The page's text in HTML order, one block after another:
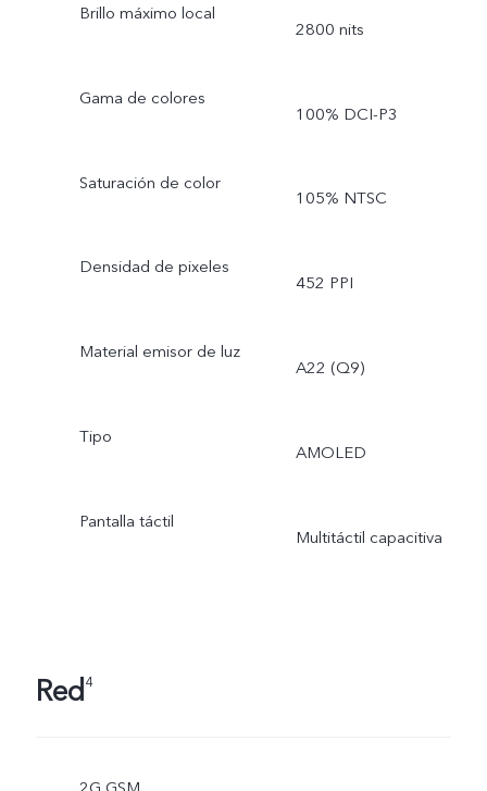
Brillo máximo local
2800 nits
Gama de colores
100% DCI-P3
Saturación de color
105% NTSC
Densidad de pixeles
452 PPI
Material emisor de luz
A22 (Q9)
Tipo
AMOLED
Pantalla táctil
Multitáctil capacitiva
Red4